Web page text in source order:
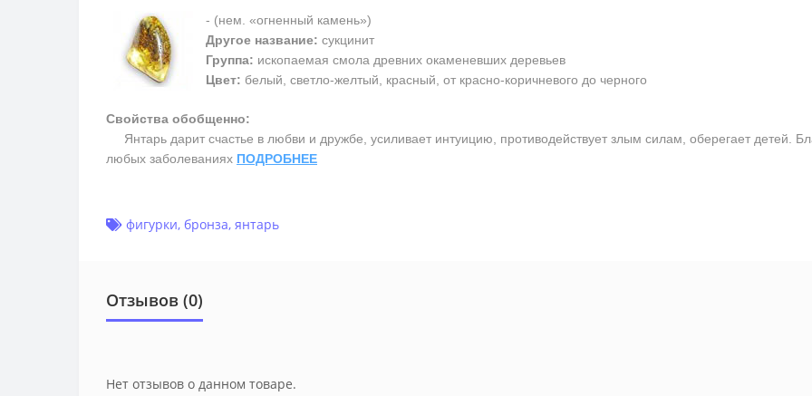
- (нем. «огненный камень»)
Другое название: сукцинит
Группа: ископаемая смола древних окаменевших деревьев
Цвет: белый, светло-желтый, красный, от красно-коричневого до черного
Свойства обобщенно:
Янтарь дарит счастье в любви и дружбе, усиливает интуицию, противодействует злым силам, оберегает детей.
любых заболеваниях ПОДРОБНЕЕ
фигурки, бронза, янтарь
Отзывов (0)
Нет отзывов о данном товаре.